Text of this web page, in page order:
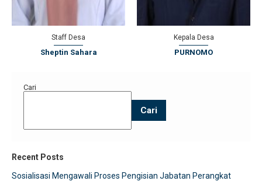
Staff Desa
Sheptin Sahara
Kepala Desa
PURNOMO
Cari
Cari
Recent Posts
Sosialisasi Mengawali Proses Pengisian Jabatan Perangkat